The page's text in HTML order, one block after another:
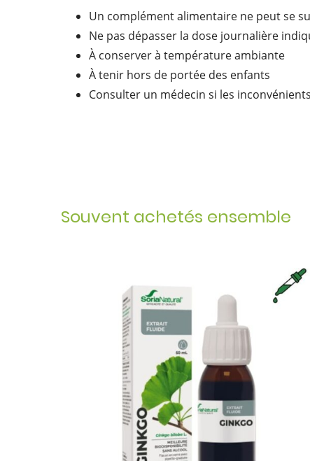
Un complément alimentaire ne peut se
Ne pas dépasser la dose journalière
À conserver à température ambiante
À tenir hors de portée des enfants
Consulter un médecin si les
Souvent achetés ensemble